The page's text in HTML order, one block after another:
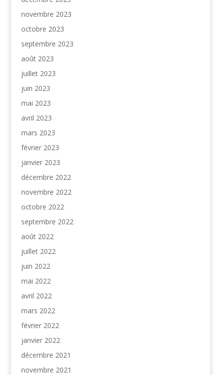
novembre 2023
octobre 2023
septembre 2023
août 2023
juillet 2023
juin 2023
mai 2023
avril 2023
mars 2023
février 2023
janvier 2023
décembre 2022
novembre 2022
octobre 2022
septembre 2022
août 2022
juillet 2022
juin 2022
mai 2022
avril 2022
mars 2022
février 2022
janvier 2022
décembre 2021
novembre 2021